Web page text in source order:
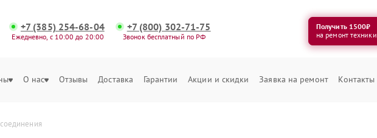
+7 (385) 254-68-04
Ежедневно, с 10:00 до 20:00
+7 (800) 302-71-75
Звонок бесплатный по РФ
Получить 1500₽
на ремонт техники
О нас Отзывы Доставка Гарантии Акции и скидки Заявка на ремонт Контакты